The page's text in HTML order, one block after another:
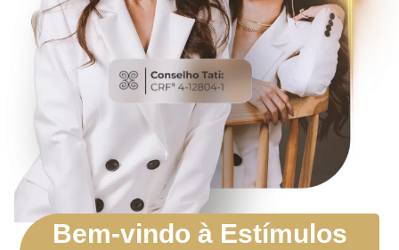
Bem-vindo à Estímulos